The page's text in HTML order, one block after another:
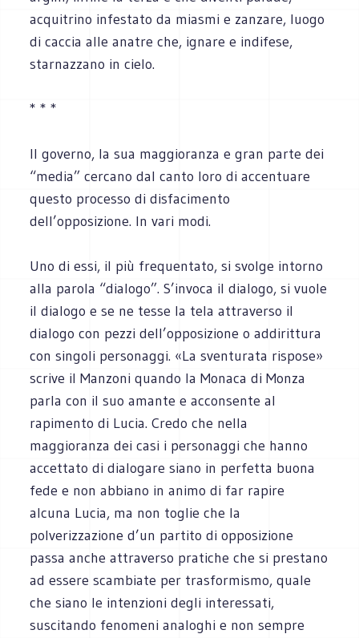
acquitrino infestato da miasmi e zanzare, luogo
di caccia alle anatre che, ignare e indifese,
starnazzano in cielo.
* * *
Il governo, la sua maggioranza e gran parte dei
“media” cercano dal canto loro di accentuare
questo processo di disfacimento
dell’opposizione. In vari modi.
Uno di essi, il più frequentato, si svolge intorno
alla parola “dialogo”. S’invoca il dialogo, si vuole
il dialogo e se ne tesse la tela attraverso il
dialogo con pezzi dell’opposizione o addirittura
con singoli personaggi. «La sventurata rispose»
scrive il Manzoni quando la Monaca di Monza
parla con il suo amante e acconsente al
rapimento di Lucia. Credo che nella
maggioranza dei casi i personaggi che hanno
accettato di dialogare siano in perfetta buona
fede e non abbiano in animo di far rapire
alcuna Lucia, ma non toglie che la
polverizzazione d’un partito di opposizione
passa anche attraverso pratiche che si prestano
ad essere scambiate per trasformismo, quale
che siano le intenzioni degli interessati,
suscitando fenomeni analoghi e non sempre